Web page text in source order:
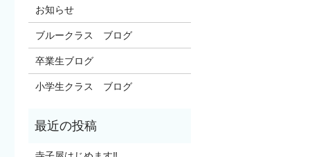
お知らせ
ブルークラス ブログ
卒業生ブログ
小学生クラス ブログ